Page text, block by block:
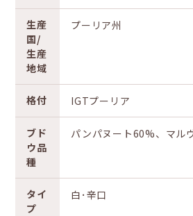
生産
国/
生産
地域
プーリア州
格付 IGTプーリア
ブド
ウ品
種
パンパヌート60%、マル
タイ
プ
白･辛口